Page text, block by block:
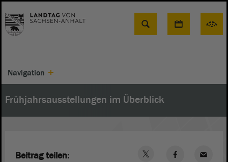
Suche
Navigation
Frühjahrsausstellungen im Überblick
Beitrag teilen: